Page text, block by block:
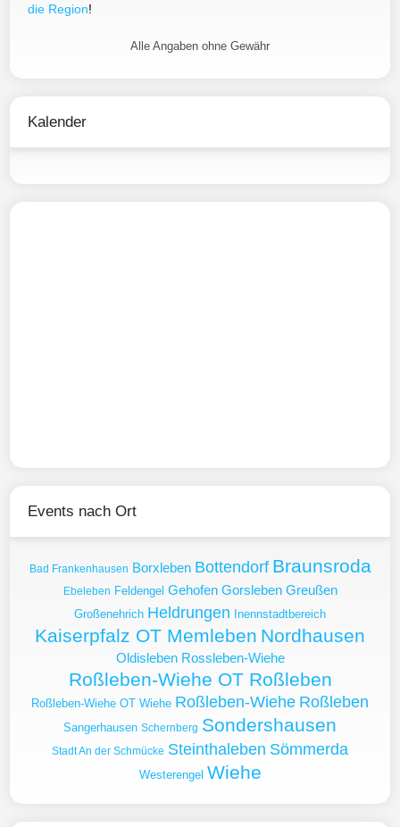
die Region!
Alle Angaben ohne Gewähr
Kalender
Events nach Ort
Bad Frankenhausen Borxleben Bottendorf Braunsroda
Ebeleben Feldengel Gehofen Gorsleben Greußen
Großenehrich Heldrungen Inennstadtbereich
Kaiserpfalz OT Memleben Nordhausen
Oldisleben Rossleben-Wiehe
Roßleben-Wiehe OT Roßleben
Roßleben-Wiehe OT Wiehe Roßleben-Wiehe Roßleben
Sangerhausen Schernberg Sondershausen
Stadt An der Schmücke Steinthaleben Sömmerda
Westerengel Wiehe